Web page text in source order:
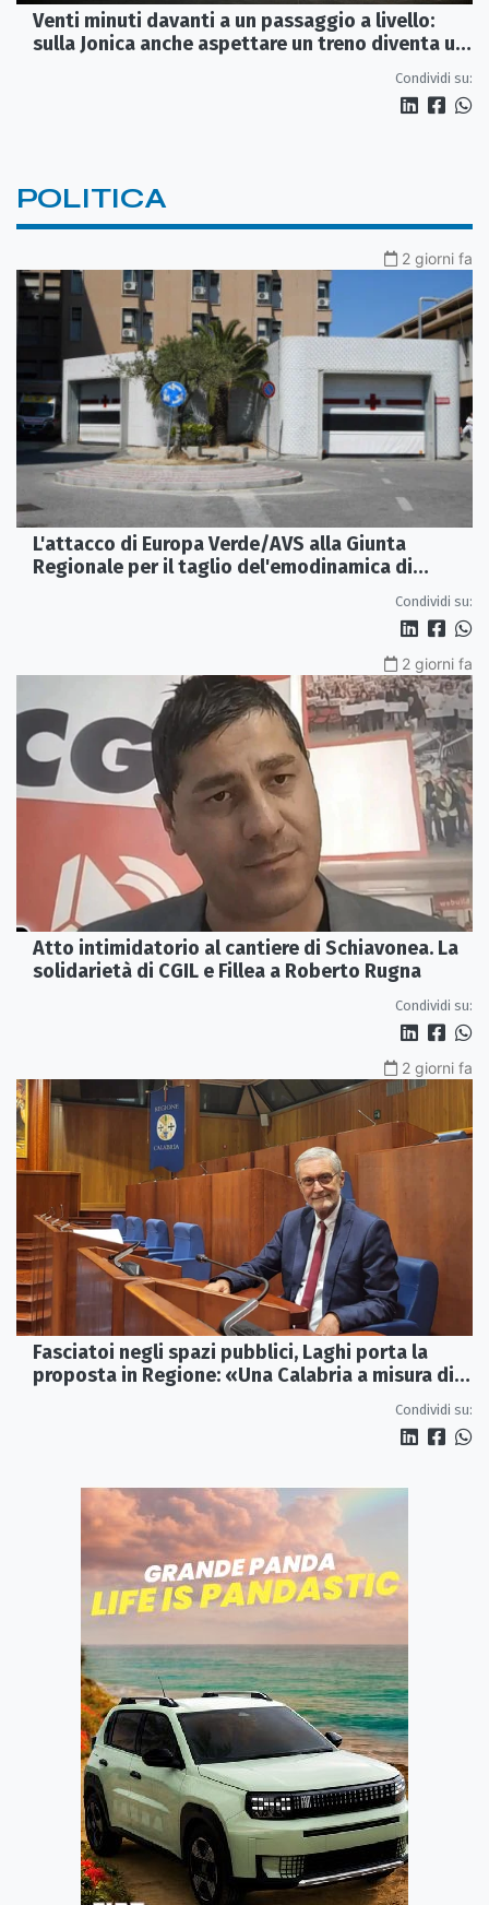
Venti minuti davanti a un passaggio a livello:
sulla Jonica anche aspettare un treno diventa un
Condividi su:
POLITICA
2 giorni fa
L'attacco di Europa Verde/AVS alla Giunta
Regionale per il taglio del'emodinamica di
Condividi su:
2 giorni fa
Atto intimidatorio al cantiere di Schiavonea. La
solidarietà di CGIL e Fillea a Roberto Rugna
Condividi su:
2 giorni fa
Fasciatoi negli spazi pubblici, Laghi porta la
proposta in Regione: «Una Calabria a misura di
Condividi su: